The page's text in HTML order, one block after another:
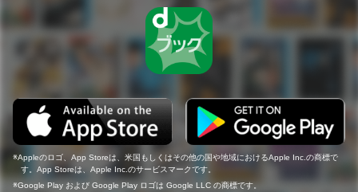
Appleのロゴ、App Storeは、米国もしくはその他の国や地域におけるApple Inc.の商標で
す。App Storeは、Apple Inc.のサービスマークです。
Google Play および Google Play ロゴは Google LLC の商標です。